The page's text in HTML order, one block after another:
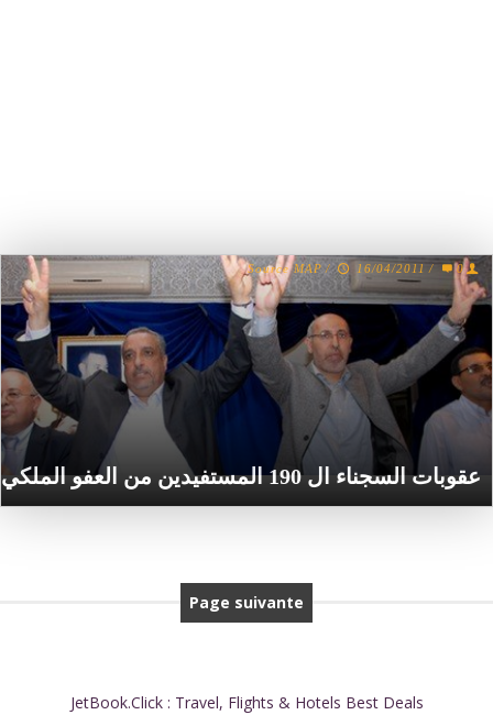
عقوبات السجناء ال 190 المستفيدين من العفو الملكي
Source MAP / 16/04/2011 / 0
Page suivante
JetBook.Click : Travel, Flights & Hotels Best Deals